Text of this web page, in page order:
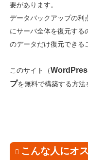
要があります。
データバックアップの利
にサーバ全体を復元する
のデータだけ復元できる
このサイト（
プを無料で構築する方法
こんな人にオ